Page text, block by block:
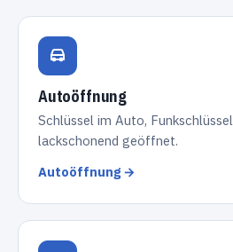
Autoöffnung
Schlüssel im Auto,
lackschonend geöffnet.
Autoöffnung →